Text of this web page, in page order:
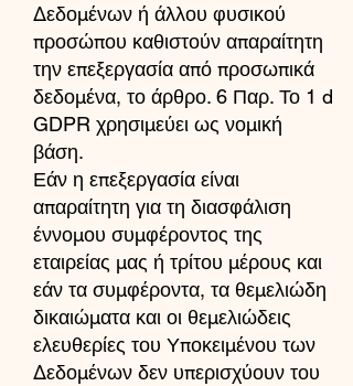
Δεδομένων ή άλλου φυσικού
προσώπου καθιστούν απαραίτητη
την επεξεργασία από προσωπικά
δεδομένα, το άρθρο. 6 Παρ. Το 1 d
GDPR χρησιμεύει ως νομική
βάση.
Εάν η επεξεργασία είναι
απαραίτητη για τη διασφάλιση
έννομου συμφέροντος της
εταιρείας μας ή τρίτου μέρους και
εάν τα συμφέροντα, τα θεμελιώδη
δικαιώματα και οι θεμελιώδεις
ελευθερίες του Υποκειμένου των
Δεδομένων δεν υπερισχύουν του